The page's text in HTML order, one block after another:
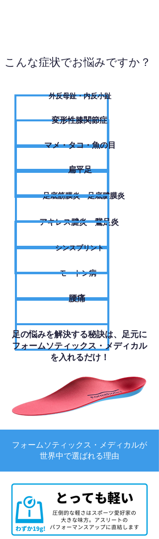
こんな症状でお悩みですか？
外反母趾・内反小趾
変形性膝関節症
​マメ・タコ・魚の目
扁平足
足底筋膜炎・足底腱膜炎
アキレス腱炎・鵞足炎
シンスプリント
モートン病
腰痛
足の悩みを解決する秘訣は、足元に
フォームソティックス・メディカル
を入れるだけ！
フォームソティックス・メディカルが
世界中で選ばれる理由